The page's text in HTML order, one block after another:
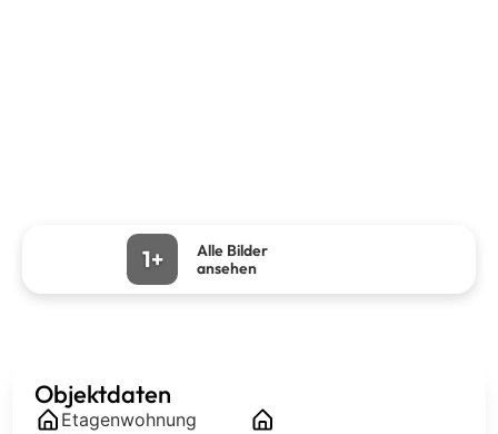
1+
Alle Bilder
ansehen
Objektdaten
Etagenwohnung